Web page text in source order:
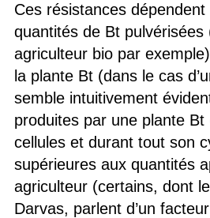
Ces résistances
quantités de Bt pulvérisées
agriculteur bio par
la plante Bt (dans le cas
semble intuitivement
produites par une plante
cellules et durant tout son
supérieures aux quantités
agriculteur (certains, dont
Darvas, parlent d’un